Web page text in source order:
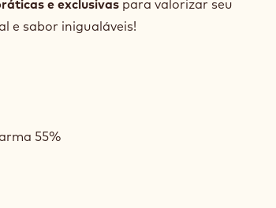
e exclusivas para valorizar seu
e sabor inigualáveis!
55%